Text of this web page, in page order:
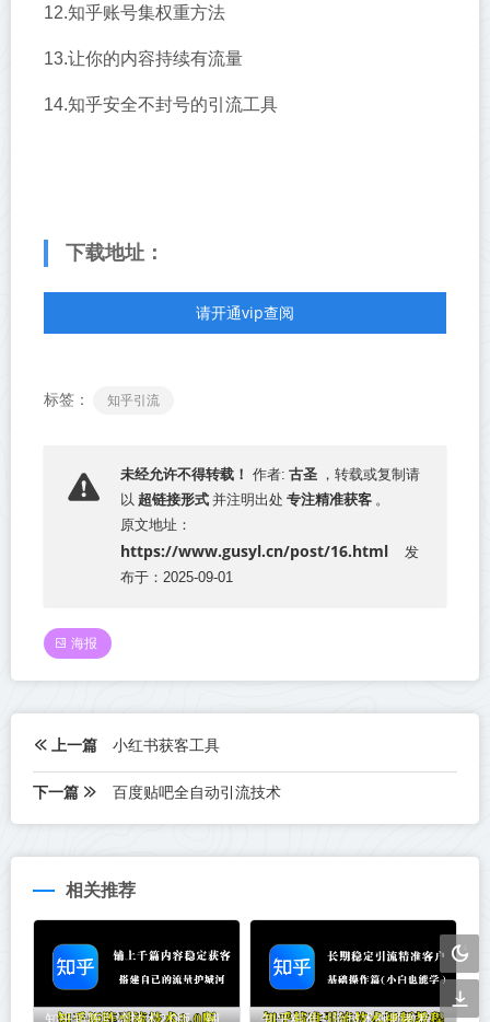
12.知乎账号集权重方法
13.让你的内容持续有流量
14.知乎安全不封号的引流工具
下载地址：
请开通vip查阅
标签： 知乎引流
未经允许不得转载！ 作者: 古圣 ，转载或复制请
以 超链接形式 并注明出处 专注精准获客 。
原文地址：
https://www.gusyl.cn/post/16.html
发
布于：2025-09-01
海报
上一篇 小红书获客工具
下一篇 百度贴吧全自动引流技术
相关推荐